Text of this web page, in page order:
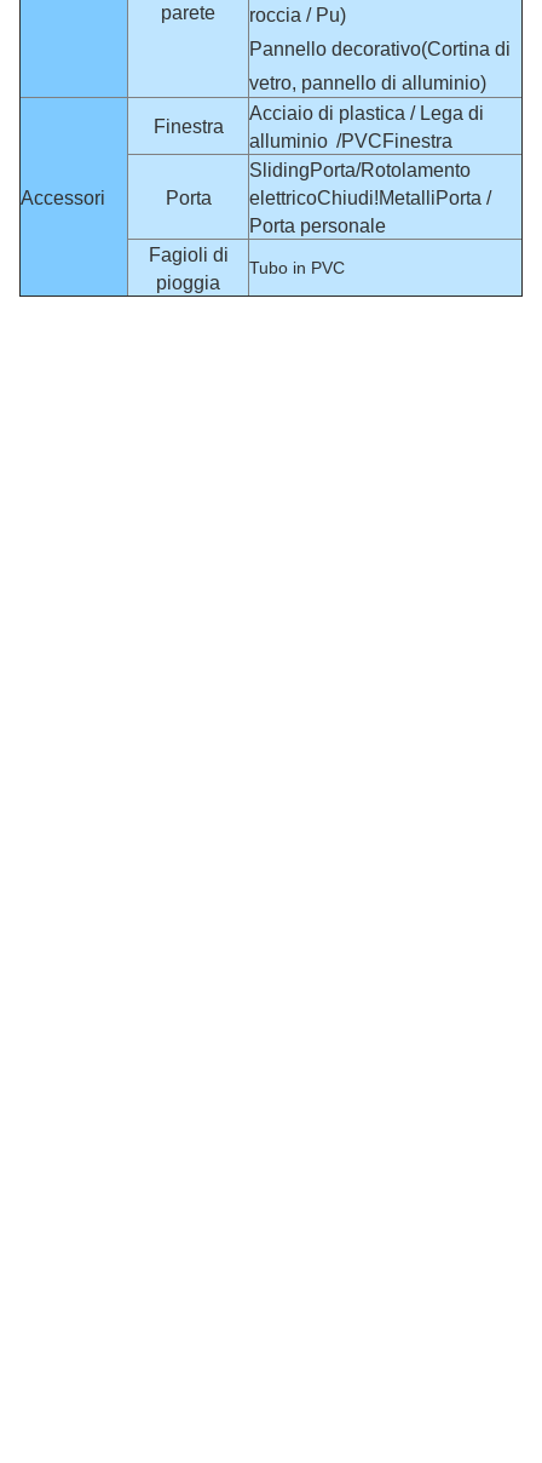
parete
roccia / Pu)
Pannello decorativo(Cortina di
vetro, pannello di alluminio)
Accessori
Finestra
Acciaio di plastica / Lega di
alluminio /PVCFinestra
Porta
SlidingPorta/Rotolamento
elettricoChiudi!MetalliPorta /
Porta personale
Fagioli di
pioggia
Tubo in PVC